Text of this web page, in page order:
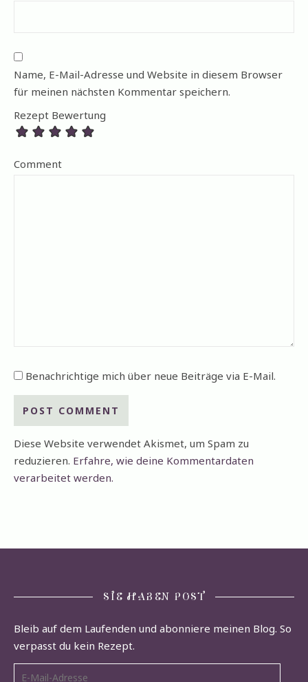
Name, E-Mail-Adresse und Website in diesem Browser
für meinen nächsten Kommentar speichern.
Rezept Bewertung
Comment
Benachrichtige mich über neue Beiträge via E-Mail.
Diese Website verwendet Akismet, um Spam zu
reduzieren. Erfahre, wie deine Kommentardaten
verarbeitet werden.
SIE HABEN POST
Bleib auf dem Laufenden und abonniere meinen Blog. So
verpasst du kein Rezept.
E-Mail-Adresse